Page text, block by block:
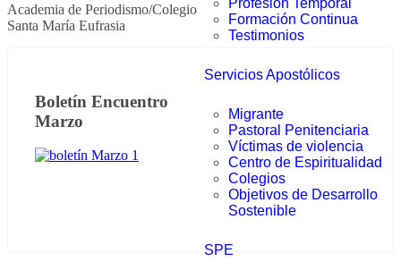
Profesión Temporal
Formación Continua
Testimonios
Servicios Apostólicos
Migrante
Pastoral Penitenciaria
Víctimas de violencia
Centro de Espiritualidad
Colegios
Objetivos de Desarrollo
Sostenible
SPE
Academia de Periodismo/Colegio
Santa María Eufrasia
Boletín Encuentro
Marzo